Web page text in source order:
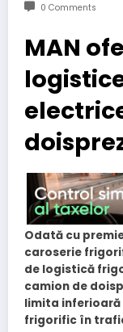
0 Comments
MAN
Odată cu
caroserie
de logistică
camion de
limita inferioară
frigorific în